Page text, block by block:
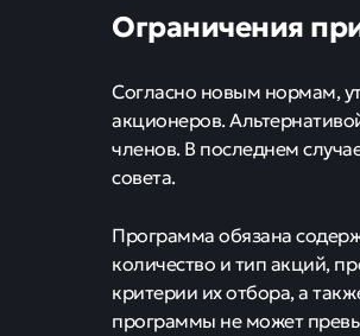
Ограничения
Согласно новым нормам,
акционеров.
членов. В последнем
совета.
Программа обязана
количество и тип акций,
критерии их отбора, а
программы не может